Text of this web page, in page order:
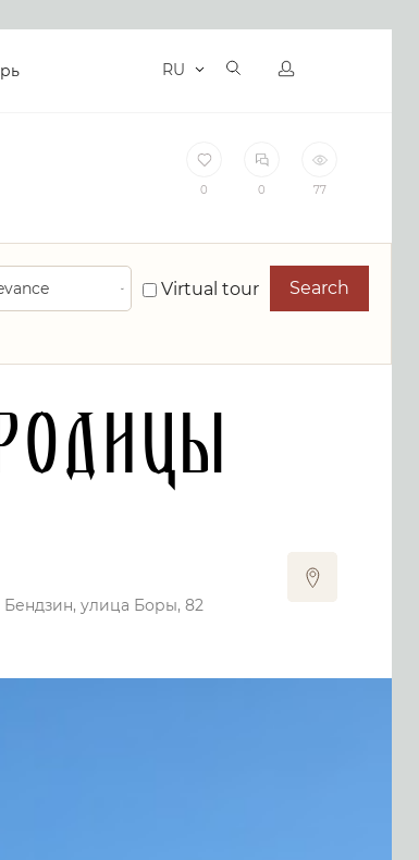
RU
0 0 77
Virtual tour Search
Бендзин, улица Боры, 82